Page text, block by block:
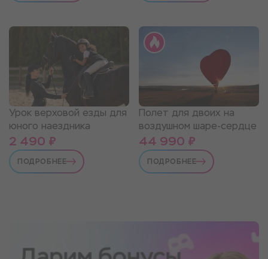
Урок верховой езды для
юного наездника
2 490 ₽
ПОДРОБНЕЕ
Полет для двоих на
воздушном шаре-сердце
44 990 ₽
ПОДРОБНЕЕ